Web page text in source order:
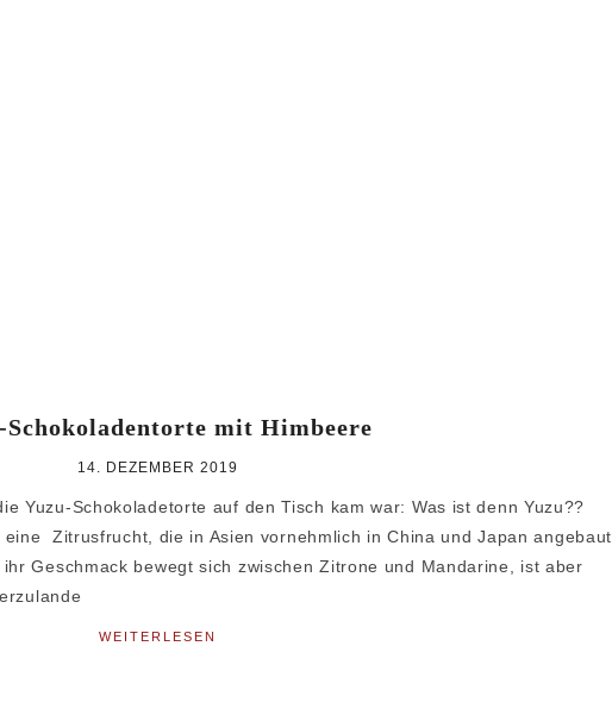
Schokoladentorte mit Himbeere
14. DEZEMBER 2019
Yuzu-Schokoladetorte auf den Tisch kam war: Was ist denn Yuzu??
Zitrusfrucht, die in Asien vornehmlich in China und Japan angebaut
Geschmack bewegt sich zwischen Zitrone und Mandarine, ist aber
WEITERLESEN